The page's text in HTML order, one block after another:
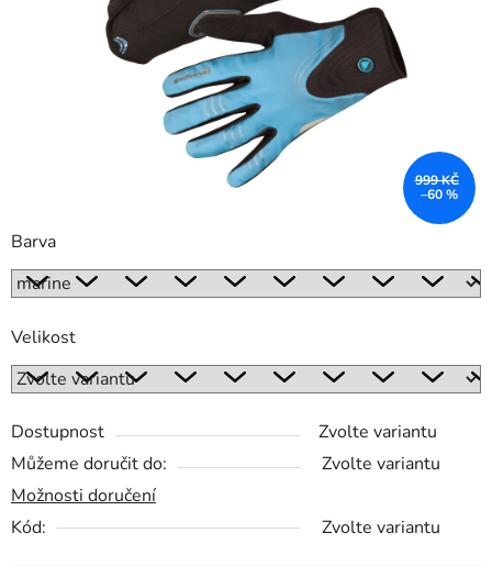
Barva
Velikost
Dostupnost
Zvolte variantu
Můžeme doručit do:
Zvolte variantu
Možnosti doručení
Kód:
Zvolte variantu
999 KČ
–60 %